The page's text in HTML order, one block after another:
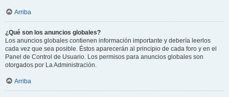
Arriba
¿Qué son los anuncios globales?
Los anuncios globales contienen información importante y debería leerlos
cada vez que sea posible. Éstos aparecerán al principio de cada foro y en el
Panel de Control de Usuario. Los permisos para anuncios globales son
otorgados por La Administración.
Arriba